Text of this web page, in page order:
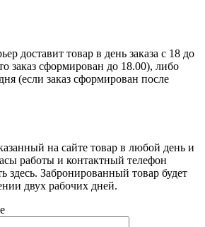
доставит товар в день заказа с 18 до
заказ сформирован до 18.00), либо
(если заказ сформирован после
на сайте товар в любой день и
работы и контактный телефон
здесь. Забронированный товар будет
двух рабочих дней.